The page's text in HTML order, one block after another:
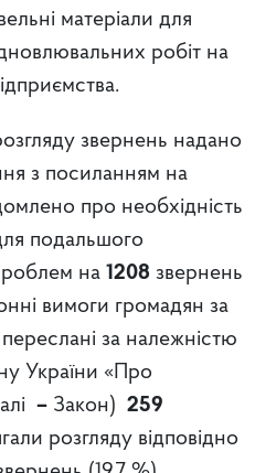
матеріали для
робіт на
звернень надано
з посиланням на
про необхідність
подальшого
на 1208 звернень
вимоги громадян за
за належністю
України «Про
– Закон) 259
розгляду відповідно